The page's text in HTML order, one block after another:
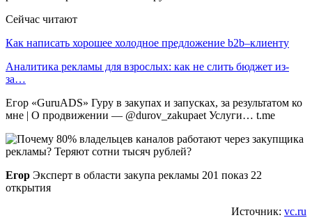
Сейчас читают
Как написать хорошее холодное предложение b2b–клиенту
Аналитика рекламы для взрослых: как не слить бюджет из-
за…
Егор «GuruADS» Гуру в закупах и запусках, за результатом ко
мне | О продвижении — @durov_zakupaet Услуги… t.me
Егор Эксперт в области закупа рекламы 201 показ 22
открытия
Источник: vc.ru